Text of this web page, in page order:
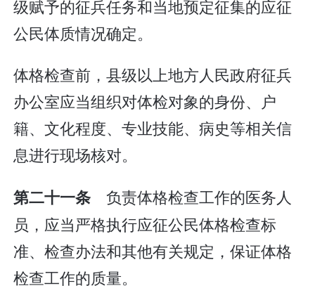
级赋予的征兵任务和当地预定征集的应征
公民体质情况确定。
体格检查前，县级以上地方人民政府征兵
办公室应当组织对体检对象的身份、户
籍、文化程度、专业技能、病史等相关信
息进行现场核对。
第二十一条 负责体格检查工作的医务人
员，应当严格执行应征公民体格检查标
准、检查办法和其他有关规定，保证体格
检查工作的质量。